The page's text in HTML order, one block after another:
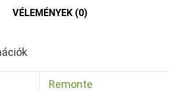
VÉLEMÉNYEK (0)
Remonte